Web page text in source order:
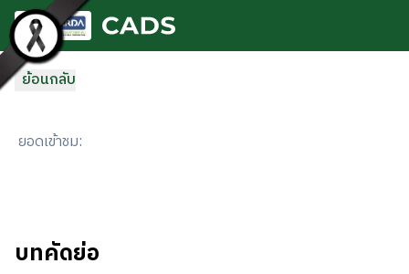
ข้ามไปยังเนื้อหาหลัก
ย้อนกลับ
ยอดเข้าชม:
บทคัดย่อ